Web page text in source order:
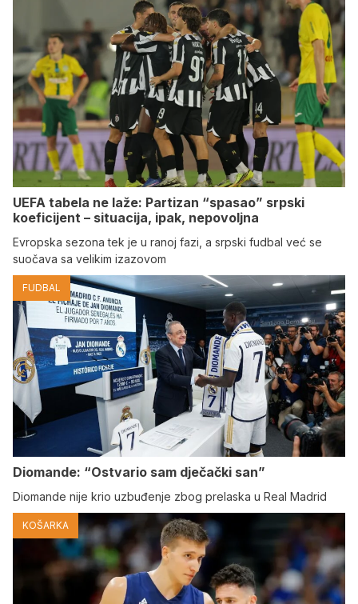
UEFA tabela ne laže: Partizan “spasao” srpski
koeficijent – situacija, ipak, nepovoljna
Evropska sezona tek je u ranoj fazi, a srpski fudbal već se
suočava sa velikim izazovom
FUDBAL
Diomande: “Ostvario sam dječački san”
Diomande nije krio uzbuđenje zbog prelaska u Real Madrid
KOŠARKA